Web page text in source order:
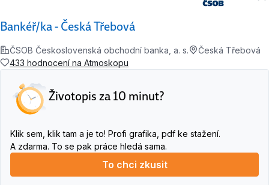
Bankéř/ka - Česká Třebová
ČSOB Československá obchodní banka, a. s.
Česká Třebová
433 hodnocení na Atmoskopu
Životopis za 10 minut?
Klik sem, klik tam a je to! Profi grafika, pdf ke stažení.
A zdarma. To se pak práce hledá sama.
To chci zkusit